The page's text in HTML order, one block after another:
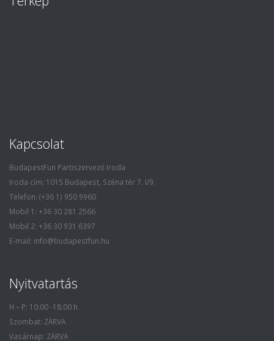
Kapcsolat
BudapestFun Partiszervező Iroda
Iroda cím: 1015 Budapest, Széna tér 7. I/9.
Telefon: (+36 1) 950 9960
Mobil 1: +36 30 281 2566
Mobil 2: +36 30 931 6397
E-mail: info@budapestfun.hu
Nyitvatartás
H – P: 10:00 -18:00 h
Szombat: ZÁRVA
Vasárnap: ZÁRVA